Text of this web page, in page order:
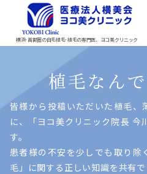
横浜･首都圏の自毛植毛･植毛の専門医、ヨコ美クリニック
植毛なん
皆様から投稿いただいた植⽑、
に、「ヨコ美クリニック院⻑ 今
す。
患者様の不安を少しでも取り除
⽑」に関する正しい知識を共有で